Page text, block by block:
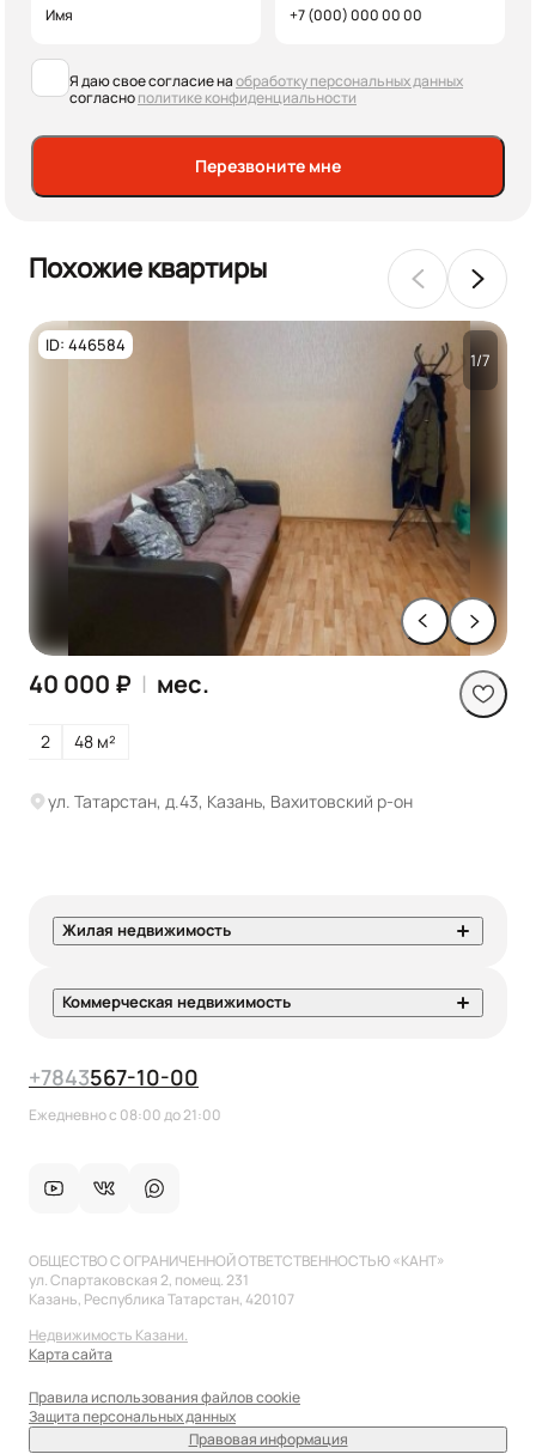
Я даю свое согласие наобработку персональных данных
согласнополитике конфиденциальности
Перезвоните мне
Похожие квартиры
ID: 446584
1/7
40 000 ₽ | мес.
2 48 м²
ул. Татарстан, д.43, Казань, Вахитовский р-он
Жилая недвижимость
Коммерческая недвижимость
+7843567-10-00
Ежедневно с 08:00 до 21:00
ОБЩЕСТВО С ОГРАНИЧЕННОЙ ОТВЕТСТВЕННОСТЬЮ «КАНТ»
ул. Спартаковская 2, помещ. 231
Казань, Республика Татарстан, 420107
Недвижимость Казани.
Карта сайта
Правила использования файлов cookie
Защита персональных данных
Правовая информация